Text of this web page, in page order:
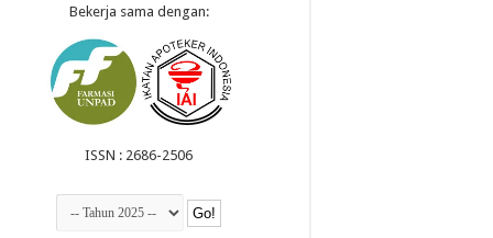
Bekerja sama dengan:
ISSN : 2686-2506